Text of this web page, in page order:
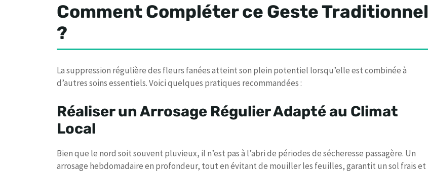
Comment Compléter ce Geste Traditionnel
?
La suppression régulière des fleurs fanées atteint son plein potentiel lorsqu’elle est combinée à
d’autres soins essentiels. Voici quelques pratiques recommandées :
Réaliser un Arrosage Régulier Adapté au Climat
Local
Bien que le nord soit souvent pluvieux, il n’est pas à l’abri de périodes de sécheresse passagère. Un
arrosage hebdomadaire en profondeur, tout en évitant de mouiller les feuilles, garantit un sol frais et